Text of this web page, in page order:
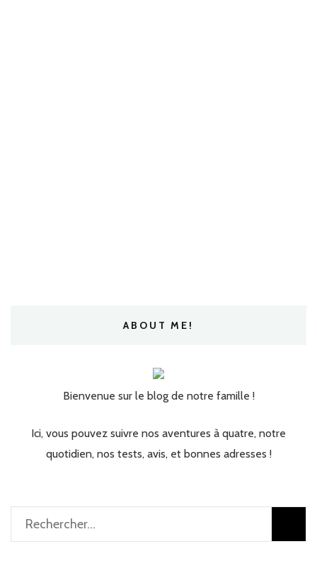
ABOUT ME!
Bienvenue sur le blog de notre famille !
Ici, vous pouvez suivre nos aventures à quatre, notre
quotidien, nos tests, avis, et bonnes adresses !
Rechercher :